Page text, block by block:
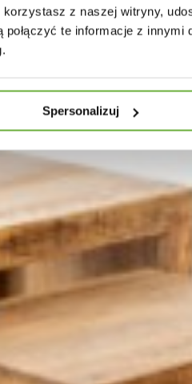
z naszej witryny,
te informacje z innymi
Spersonalizuj
MANGO
-11%
STOLIK KAWOWY
681,26 zł